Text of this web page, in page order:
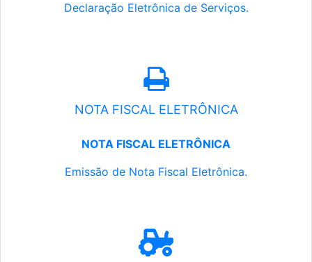
Declaração Eletrônica de Serviços.
NOTA FISCAL ELETRÔNICA
NOTA FISCAL ELETRÔNICA
Emissão de Nota Fiscal Eletrônica.